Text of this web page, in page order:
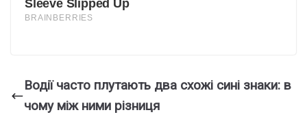
Водії часто плутають два схожі сині знаки: в
чому між ними різниця